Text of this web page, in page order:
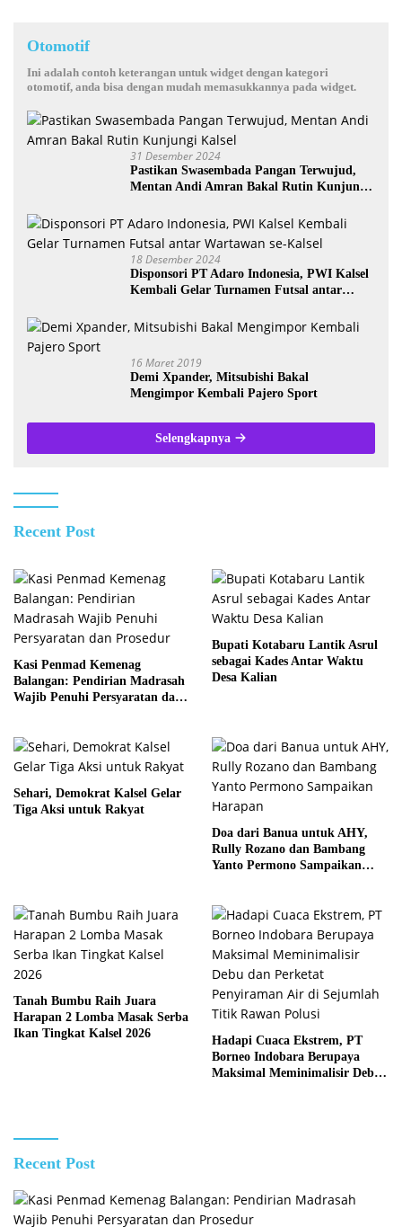
Otomotif
Ini adalah contoh keterangan untuk widget dengan kategori
otomotif, anda bisa dengan mudah memasukkannya pada widget.
31 Desember 2024
Pastikan Swasembada Pangan Terwujud,
Mentan Andi Amran Bakal Rutin Kunjungi
18 Desember 2024
Disponsori PT Adaro Indonesia, PWI Kalsel
Kembali Gelar Turnamen Futsal antar
16 Maret 2019
Demi Xpander, Mitsubishi Bakal
Mengimpor Kembali Pajero Sport
Selengkapnya
Recent Post
Kasi Penmad Kemenag
Balangan: Pendirian Madrasah
Wajib Penuhi Persyaratan dan
Bupati Kotabaru Lantik Asrul
sebagai Kades Antar Waktu
Desa Kalian
Sehari, Demokrat Kalsel Gelar
Tiga Aksi untuk Rakyat
Doa dari Banua untuk AHY,
Rully Rozano dan Bambang
Yanto Permono Sampaikan
Tanah Bumbu Raih Juara
Harapan 2 Lomba Masak Serba
Ikan Tingkat Kalsel 2026
Hadapi Cuaca Ekstrem, PT
Borneo Indobara Berupaya
Maksimal Meminimalisir Debu
Recent Post